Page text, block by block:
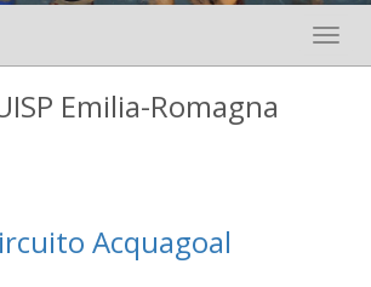
Emilia-Romagna
Acquagoal